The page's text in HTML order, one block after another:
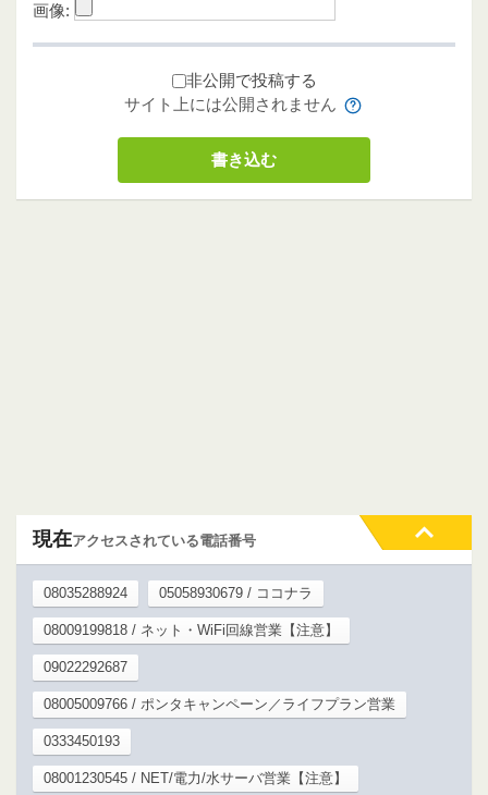
画像:
非公開で投稿する
サイト上には公開されません
現在アクセスされている電話番号
08035288924 05058930679 / ココナラ
08009199818 / ネット・WiFi回線営業【注意】
09022292687
08005009766 / ポンタキャンペーン／ライフプラン営業
0333450193
08001230545 / NET/電力/水サーバ営業【注意】